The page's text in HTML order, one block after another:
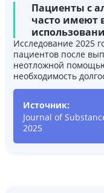
Пациенты с
часто имеют
Исследование 2025
пациентов после
неотложной
необходимость
Источник:
Journal of
2025